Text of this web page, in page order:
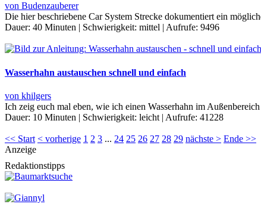
von Budenzauberer
Die hier beschriebene Car System Strecke dokumentiert ein
Dauer: 40 Minuten Schwierigkeit: mittel Aufrufe: 9496
Wasserhahn austauschen schnell und einfach
von khilgers
Ich zeig euch mal eben, wie ich einen Wasserhahn im
Dauer: 10 Minuten | Schwierigkeit: leicht | Aufrufe: 41228
<< Start < vorherige 1 2 3 ... 24 25 26 27 28 29 nächste > Ende >>
Anzeige
Redaktionstipps